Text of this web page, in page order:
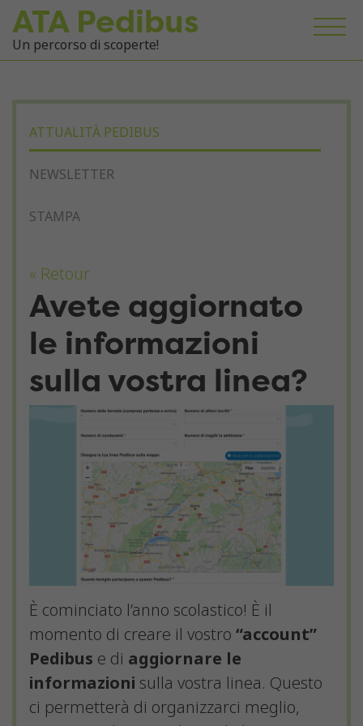
ATA Pedibus
Un percorso di scoperte!
ATTUALITÀ PEDIBUS
NEWSLETTER
STAMPA
« Retour
Avete aggiornato
le informazioni
sulla vostra linea?
È cominciato l’anno scolastico! È il
momento di creare il vostro “account”
Pedibus e di aggiornare le
informazioni sulla vostra linea. Questo
ci permetterà di organizzarci meglio,